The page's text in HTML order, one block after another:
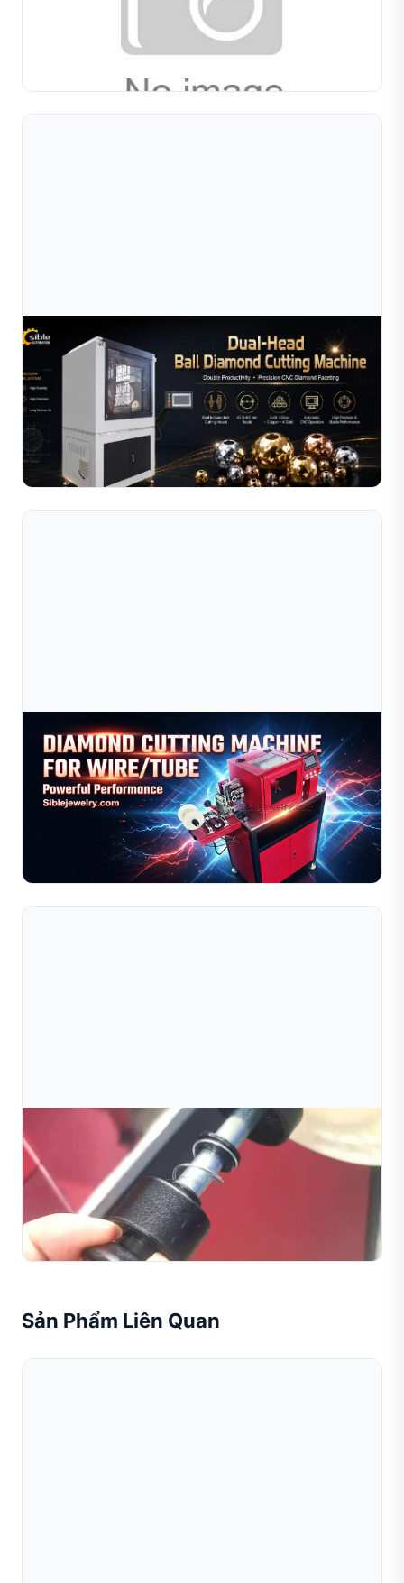
Tìm hiểu kỹ thuật cắt kim cương vòng tay cho lắc tay, dây
chuyền và vòng đeo. Bao gồm mẫu cắt, hành vi vật liệu,
lựa chọn dụng cụ và quy trình sản xuất.
Aug 03, 2026
Cách Chọn Máy Cắt Kim Cương Cho Doanh
Nghiệp Trang Sức Của Bạn
Tìm hiểu cách chọn máy cắt kim cương phù hợp cho
doanh nghiệp sản xuất trang sức của bạn. So sánh máy
cắt dây, ống, bi và ống tròn theo năng suất, độ chính xác
Đọc toàn bộ bài viết
Aug 03, 2026
Máy Cắt Kim Cương Dây Và Ống: Hướng Dẫn Đầy
Đủ Về Gia Công Vàng, Bạc Và Đồng (20
Hướng dẫn đầy đủ về máy cắt kim cương cho dây và ống
vàng, bạc và đồng. Nhận cài đặt khuyến nghị, mẹo bảo
trì dụng cụ và hướng dẫn xử lý sự cố.
Đọc toàn bộ bài viết
Hướng Dẫn Đầy Đủ Về Máy Cắt Kim Cương Cho
Sản Xuất Trang Sức
Giám đốc Sản xuất, Nhà máy Vàng Al-Rashid, Dubai, UAE
Đọc toàn bộ bài viết
Sản Phẩm Liên Quan